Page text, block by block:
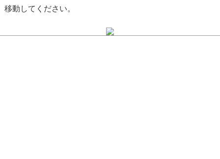
移動してください。